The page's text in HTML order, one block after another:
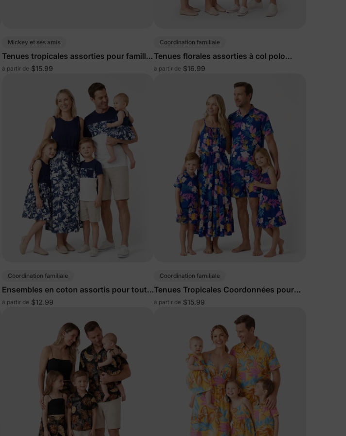
Mickey et ses amis
Tenues tropicales assorties pour famille
Disney vertes et blanches
à partir de $15.99
Coordination familiale
Tenues florales assorties à col polo
familial
à partir de $16.99
Coordination familiale
Ensembles en coton assortis pour toute
la famille Bleu profond
à partir de $12.99
Coordination familiale
Tenues Tropicales Coordonnées pour
Toute la Famille Bleu Profond
à partir de $15.99